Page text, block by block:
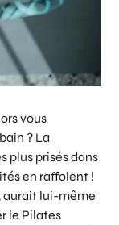
vous
? La
plus prisés dans
en raffolent !
aurait lui-même
le Pilates